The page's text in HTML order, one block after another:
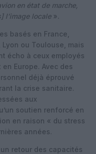
en état de marche,
l’image locale ».
basés en France,
ou Toulouse, mais
écho à ceux employés
Europe. Avec des
déjà éprouvé
la crise sanitaire.
aux
soutien renforcé en
en raison « du stress
années.
un retour des capacités